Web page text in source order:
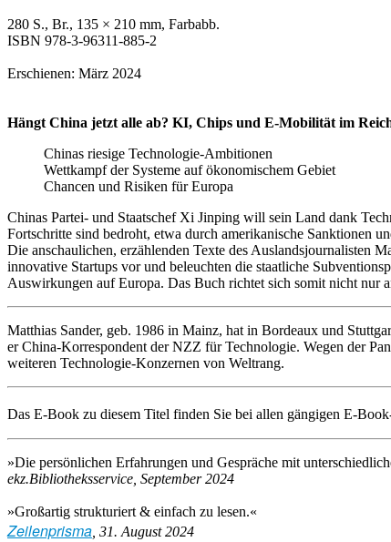
280 S., Br., 135 × 210 mm, Farbabb.
ISBN 978-3-96311-885-2
Erschienen: März 2024
Hängt China jetzt alle ab? KI, Chips und E-Mobilität im
Chinas riesige Technologie-Ambitionen
Wettkampf der Systeme auf ökonomischem Gebiet
Chancen und Risiken für Europa
Chinas Partei- und Staatschef Xi Jinping will sein Land dank
Fortschritte sind bedroht, etwa durch amerikanische Sanktionen
Die anschaulichen, erzählenden Texte des Auslandsjournalisten
innovative Startups vor und beleuchten die staatliche
Auswirkungen auf Europa. Das Buch richtet sich somit nicht nur
Matthias Sander, geb. 1986 in Mainz, hat in Bordeaux und
er China-Korrespondent der NZZ für Technologie. Wegen der
weiteren Technologie-Konzernen von Weltrang.
Das E-Book zu diesem Titel finden Sie bei allen gängigen E-
»Die persönlichen Erfahrungen und Gespräche mit
ekz.Bibliotheksservice, September 2024
»Großartig strukturiert & einfach zu lesen.«
Zeilenprisma , 31. August 2024